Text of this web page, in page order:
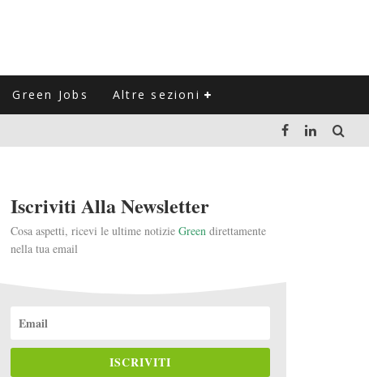
Green Jobs Altre sezioni
L'ITALIA
Iscriviti Alla Newsletter
Cosa aspetti, ricevi le ultime notizie Green direttamente
nella tua email
ISCRIVITI